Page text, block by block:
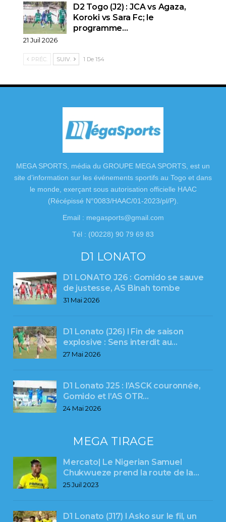
D2 Togo (J2) : JCA vs Agaza,
Koroki vs Sara Fc; le
programme…
21 Juil 2026
PRÉC. SUIV. 1 De 154
MEGA SPORTS, média du GROUPE MEGA SPORTS, est un
site d’information sur les événements sportifs au Togo et dans
le monde, exerçant sous autorisation officielle HAAC
(Récépissé N°0083/HAAC/01-2023/pl/P).
Email : megasports@gmail.com
Tél : (00228) 90 79 69 83
D1 LONATO
D1 LONATO J26 : Gomido se sauve
de justesse, AS Binah tombe
31 Mai 2026
D1 Lonato (J26) l Fin de saison
explosive : Sens interdit au…
27 Mai 2026
D1 Lonato J25 : l’ASCK couronnée,
Gomido et l’AS OTR…
24 Mai 2026
MEGA TIRAGE
Mercato| Le Nigerian Samuel
Chukwueze prend la route de la…
25 Juil 2023
D1 Lonato (J17) l Asko sur le fil, un